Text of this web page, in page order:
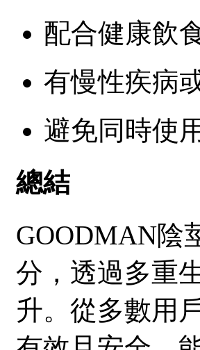
配合健康飲
有慢性疾病
避免同時使
總結
GOODMAN陰
分，透過多重
升。從多數用